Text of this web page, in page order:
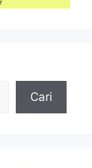
Cari